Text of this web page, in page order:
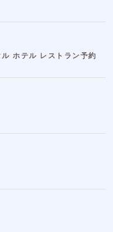
ホテル レストラン予約